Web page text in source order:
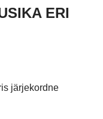
ERI
järjekordne